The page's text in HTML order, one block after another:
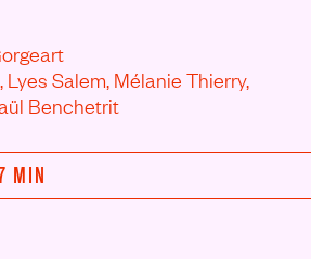
Lyes Salem, Mélanie Thierry,
Benchetrit
MIN